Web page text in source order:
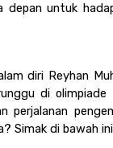
depan untuk
diri Reyhan
di olimpiade
Simak di bawah